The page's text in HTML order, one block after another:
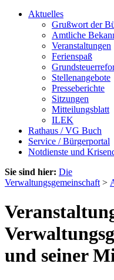
Aktuelles
Grußwort der
Amtliche
Veranstaltungen
Ferienspaß
Stellenangebote
Presseberichte
Sitzungen
Mitteilungsblatt
ILEK
Rathaus / VG Buch
Service / Bürgerportal
Notdienste und
Sie sind hier: Die
Verwaltungsgemeinschaft >
und seiner